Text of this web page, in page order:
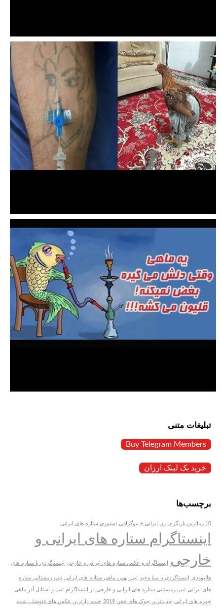
تبلیغات متنی
Buy Telegram Members
خرید بک لینک ارزان
برچسب‌ها
10 زیباترین بازیگران زن ایرانی + بیوگرافی استوری ستاره های ایرانی
اینستاگرام ستاره های ایرانی و
خارجی
اینستاگرام و عکس ستاره های ایرانی و خارجی اینستاگردی با ستاره های
هالیوودی اینستاگردی با مینا وحید تیپ بهمن ماهی ستاره های ایرانی تیپ زمستانی ستاره
های ایرانی تیپ زمستانی ستاره های ایرانی و خارجی در اینستاگرام تیپ و استایل آذر ماهی
چهره های ایرانی جدیدترین جوک های خفن 2019 خنده دارترین عکس های فتوشاپ شده